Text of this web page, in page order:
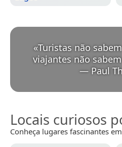
«Turistas não
viajantes não
— Paul
Locais curiosos
Conheça lugares fascinantes